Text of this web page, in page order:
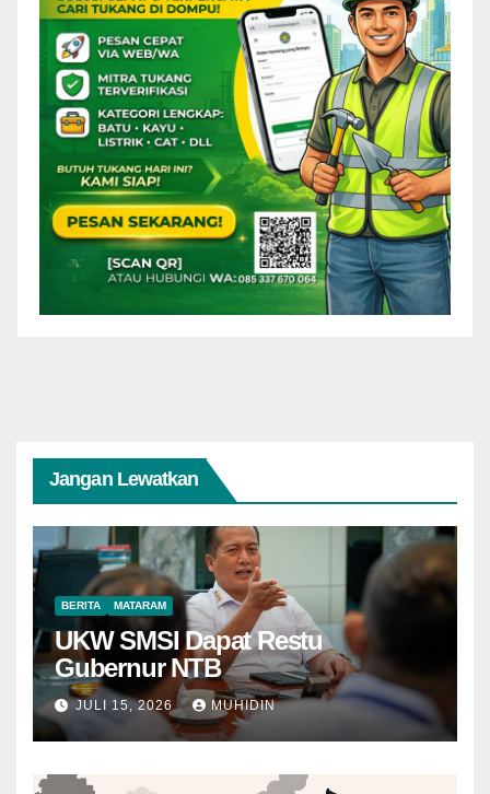
Jangan Lewatkan
BERITA MATARAM
UKW SMSI Dapat Restu
Gubernur NTB
JULI 15, 2026 MUHIDIN